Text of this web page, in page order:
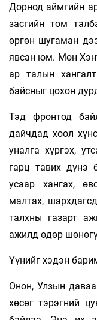
Дорнод аймгийн
засгийн том
өргөн шугаман
явсан юм. Мөн
ар талын
байсныг цохон
Тэд фронтод
дайчдад хоол
уналга хүргэх,
гарц тавих дүнз
усаар хангах,
малтах,
талхны газарт
ажилд өдөр
Үүнийг хэдэн
Онон, Улзын
хөсөг тэрэгний